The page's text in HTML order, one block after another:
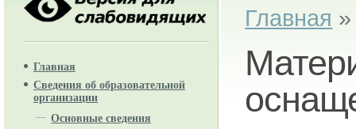
Главная
Сведения об образовательной
организации
Основные сведения
Вы здесь
Главная